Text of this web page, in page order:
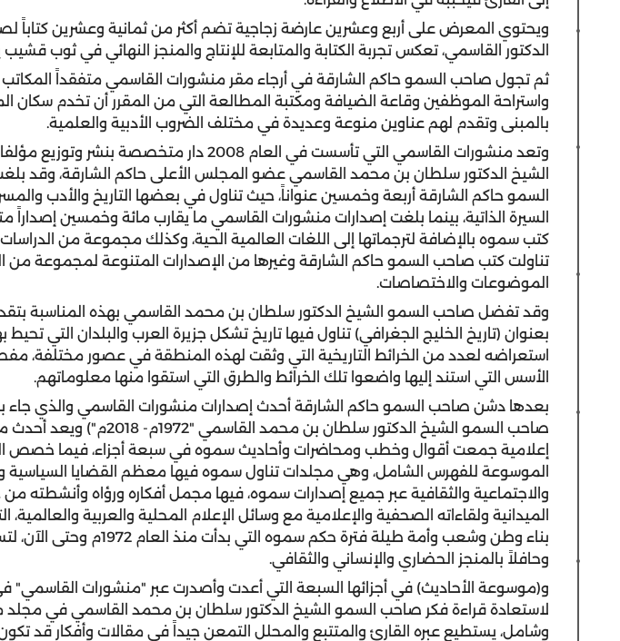
ويحتوي المعرض على أربع وعشرين عارضة زجاجية تضم أكثر من ثمانية وعشرين كتاباً
الدكتور القاسمي، تعكس تجربة الكتابة والمتابعة للإنتاج والمنجز النهائي في ثوب قشيب
ثم تجول صاحب السمو حاكم الشارقة في أرجاء مقر منشورات القاسمي متفقداً المكاتب
واستراحة الموظفين وقاعة الضيافة ومكتبة المطالعة التي من المقرر أن تخدم سكان
بالمبنى وتقدم لهم عناوين منوعة وعديدة في مختلف الضروب الأدبية والعلمية.
وتعد منشورات القاسمي التي تأسست في العام 2008 دار
الشيخ الدكتور سلطان بن محمد القاسمي عضو المجلس الأعلى حاكم الشارقة، وقد
السمو حاكم الشارقة أربعة وخمسين عنواناً، حيث تناول في بعضها التاريخ والأدب
السيرة الذاتية، بينما بلغت إصدارات منشورات القاسمي ما يقارب مائة وخمسين إصداراً
كتب سموه بالإضافة لترجماتها إلى اللغات العالمية الحية، وكذلك مجموعة من الدراسات
تناولت كتب صاحب السمو حاكم الشارقة وغيرها من الإصدارات المتنوعة لمجموعة
الموضوعات والاختصاصات.
وقد تفضل صاحب السمو الشيخ الدكتور سلطان بن محمد القاسمي بهذه المناسبة
بعنوان (تاريخ الخليج الجغرافي) تناول فيها تاريخ تشكل جزيرة العرب والبلدان التي تحيط
استعراضه لعدد من الخرائط التاريخية التي وثقت لهذه المنطقة في عصور مختلفة،
الأسس التي استند إليها واضعوا تلك الخرائط والطرق التي استقوا منها معلوماتهم.
بعدها دشن صاحب السمو حاكم الشارقة أحدث إصدارات منشورات القاسمي والذي جاء
صاحب السمو الشيخ الدكتور سلطان بن محمد
إعلامية جمعت أقوال وخطب ومحاضرات وأحاديث سموه في سبعة أجزاء، فيما خصص
الموسوعة للفهرس الشامل، وهي مجلدات تناول سموه فيها معظم القضايا السياسية
والاجتماعية والثقافية عبر جميع إصدارات سموه، فيها مجمل أفكاره ورؤاه وأنشطته من
الميدانية ولقاءاته الصحفية والإعلامية مع وسائل الإعلام المحلية والعربية والعالمية،
بناء وطن وشعب وأمة طيلة فترة حكم سموه التي
وحافلاً بالمنجز الحضاري والإنساني والثقافي.
و(موسوعة الأحاديث) في أجزائها السبعة التي أعدت وأصدرت عبر "منشورات القاسمي"
لاستعادة قراءة فكر صاحب السمو الشيخ الدكتور سلطان بن محمد القاسمي في
وشامل، يستطيع عبره القارئ والمتتبع والمحلل التمعن جيداً في مقالات وأفكار قد